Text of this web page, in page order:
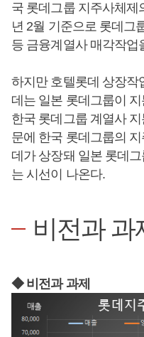
국 롯데그룹 지주사체제
년 2월 기준으로 롯데그
등 금융계열사 매각작업
하지만 호텔롯데 상장작
데는 일본 롯데그룹이
한국 롯데그룹 계열사
문에 한국 롯데그룹의
데가 상장돼 일본 롯데
는 시선이 나온다.
비전과 과
◆ 비전과 과제